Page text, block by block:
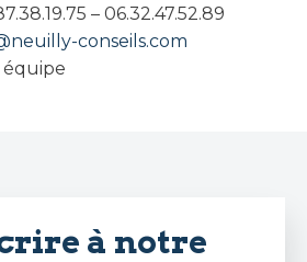
– 06.32.47.52.89
conseils.com
équipe
à notre